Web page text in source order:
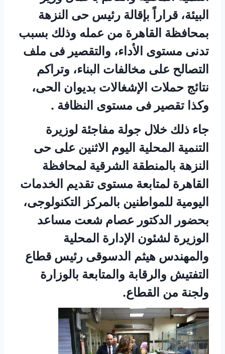
البيئة، قراراً بإقالة رئيس حى النزهة
بمحافظة القاهرة من عمله وذلك بسبب
تدنى مستوى الأداء، والتقصير فى ملف
التصالح على مخالفات البناء، وتراكم
نتائج حملات الإشغالات بديوان الحى،
وكذا تقصير فى مستوى النظافة .
جاء ذلك خلال جولة مفاجئة لوزيرة
التنمية المحلية اليوم الاثنين على حى
النزهة بالمنطقة الشرقية لمحافظة
القاهرة لمتابعة مستوى تقديم الخدمات
اليومية للمواطنين بالمركز التكنولوجى،
بحضور الدكتور عصام شعت مساعد
الوزيرة لشئون الإدارة المحلية
والمهندس هيثم الدسوقى رئيس قطاع
التفتيش والرقابة والمتابعة بالوزارة
ولجنة من القطاع.